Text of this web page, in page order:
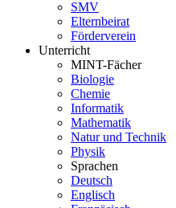
SMV
Elternbeirat
Förderverein
Unterricht
MINT-Fächer
Biologie
Chemie
Informatik
Mathematik
Natur und Technik
Physik
Sprachen
Deutsch
Englisch